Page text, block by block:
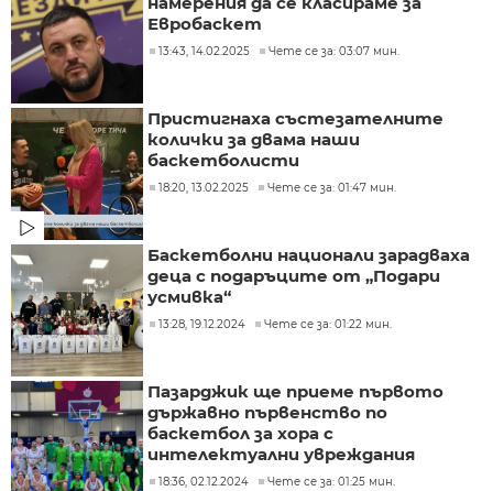
Евробаскет
13:43, 14.02.2025 Чете се за: 03:07 мин.
Пристигнаха състезателните
колички за двама наши
баскетболисти
18:20, 13.02.2025 Чете се за: 01:47 мин.
Баскетболни национали зарадваха
деца с подаръците от „Подари
усмивка“
13:28, 19.12.2024 Чете се за: 01:22 мин.
Пазарджик ще приеме първото
държавно първенство по
баскетбол за хора с
интелектуални увреждания
18:36, 02.12.2024 Чете се за: 01:25 мин.